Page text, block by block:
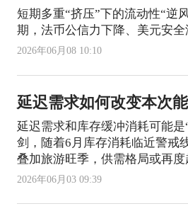
短期多重“挤压”下的流动性“逆
期，法币公信力下降、美元安
2026年06月08 10:10
延迟需求如何改变本次
延迟需求和库存缓冲消耗可能是
剑，随着6月库存消耗临近警戒
叠加旅游旺季，供需格局或再度
2026年06月03 09:39